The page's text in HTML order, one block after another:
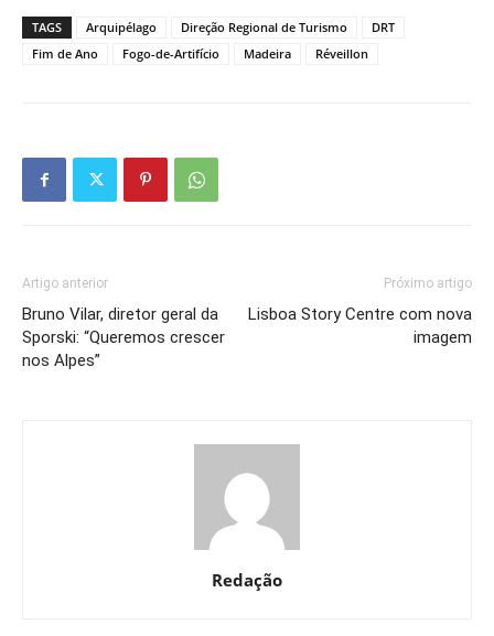
TAGS Arquipélago Direção Regional de Turismo
DRT
Fim de Ano
Fogo-de-Artifício Madeira Réveillon
Artigo anterior
Bruno Vilar, diretor geral da
Sporski: “Queremos crescer
nos Alpes”
Próximo artigo
Lisboa Story Centre com nova
imagem
Redação